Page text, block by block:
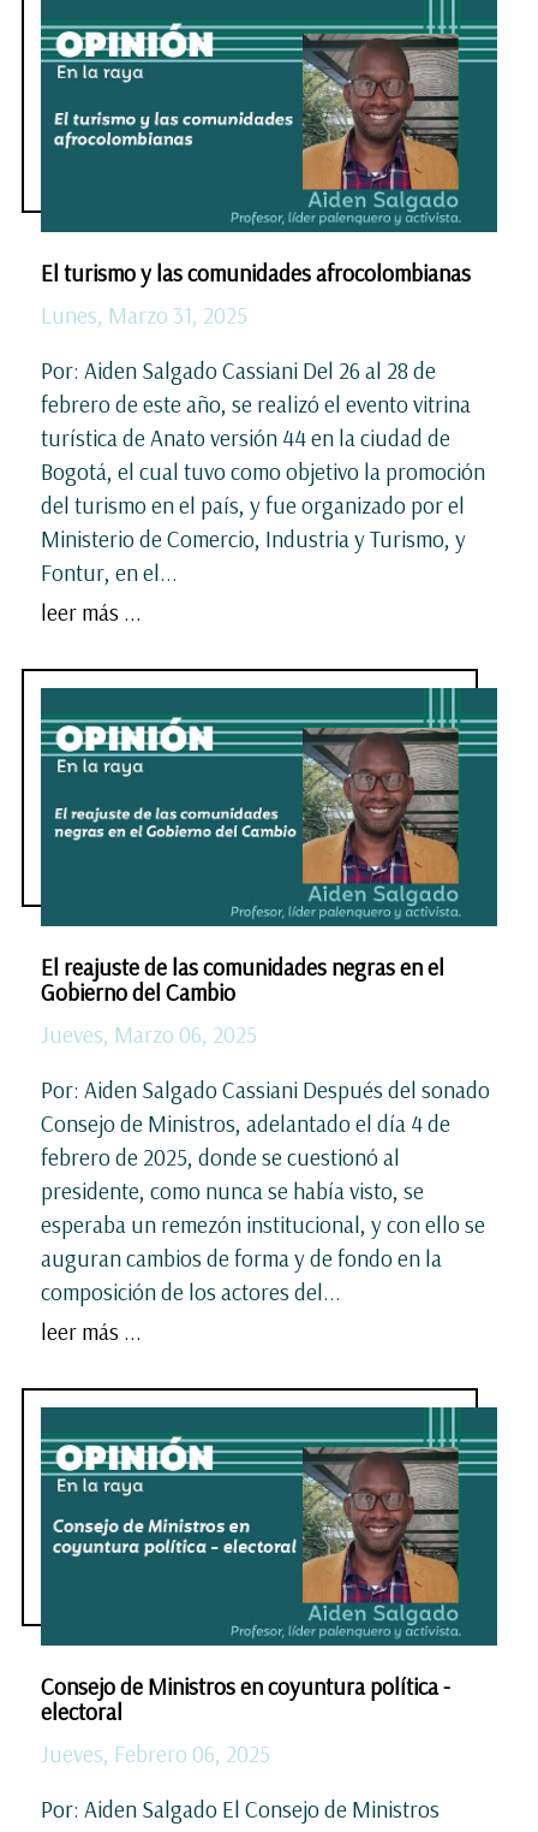
El turismo y las comunidades afrocolombianas
Lunes, Marzo 31, 2025
Por: Aiden Salgado Cassiani Del 26 al 28 de
febrero de este año, se realizó el evento vitrina
turística de Anato versión 44 en la ciudad de
Bogotá, el cual tuvo como objetivo la promoción
del turismo en el país, y fue organizado por el
Ministerio de Comercio, Industria y Turismo, y
Fontur, en el...
leer más ...
El reajuste de las comunidades negras en el
Gobierno del Cambio
Jueves, Marzo 06, 2025
Por: Aiden Salgado Cassiani Después del sonado
Consejo de Ministros, adelantado el día 4 de
febrero de 2025, donde se cuestionó al
presidente, como nunca se había visto, se
esperaba un remezón institucional, y con ello se
auguran cambios de forma y de fondo en la
composición de los actores del...
leer más ...
Consejo de Ministros en coyuntura política -
electoral
Jueves, Febrero 06, 2025
Por: Aiden Salgado El Consejo de Ministros